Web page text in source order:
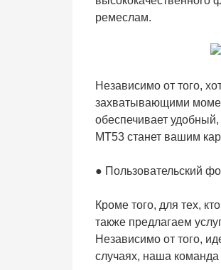
ремеслам.
Независимо от того,
захватывающими
обеспечивает
MT53 станет вашим
● Пользовательский
Кроме того, для тех,
также предлагаем
Независимо от того,
случаях, наша команда